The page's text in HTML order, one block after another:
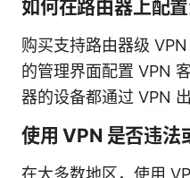
如何在路由器上配置
购买支持路由器级
的管理界面配置 VPN
器的设备都通过 VPN 出
使用 VPN 是否违法
在大多数地区，使用